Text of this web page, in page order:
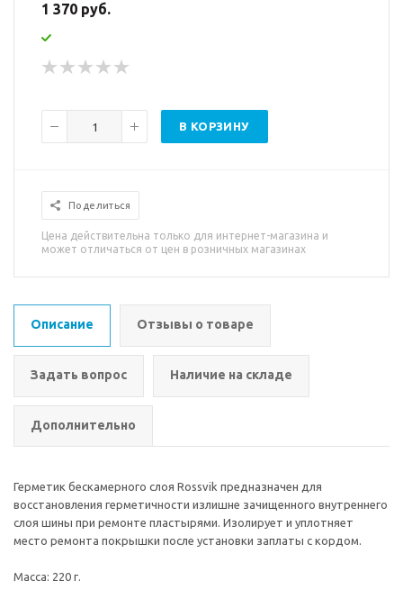
1 370 руб.
В КОРЗИНУ
Поделиться
Цена действительна только для интернет-магазина и
может отличаться от цен в розничных магазинах
Описание Отзывы о товаре
Задать вопрос Наличие на складе
Дополнительно
Герметик бескамерного слоя Rossvik предназначен для
восстановления герметичности излишне зачищенного внутреннего
слоя шины при ремонте пластырями. Изолирует и уплотняет
место ремонта покрышки после установки заплаты с кордом.
Масса: 220 г.